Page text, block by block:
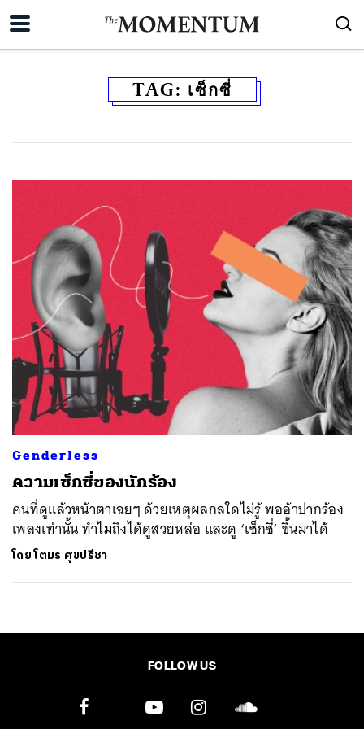
TAG: เซ็กซี่
Genderless
ความเซ็กซี่ของนักร้อง
คนที่ดูแล้วหน้าตาเฉยๆ ด้วยเหตุผลกลใดไม่รู้ พออ้าปากร้อง
เพลงเท่านั้น ทำไมถึงได้ดูสวยหล่อ และดู ‘เซ็กซี่’ ขึ้นมาได้
โดยโตมร ศุขปรีชา
FOLLOW US
ค้นหา
SHARE TWEET LINE EMAIL